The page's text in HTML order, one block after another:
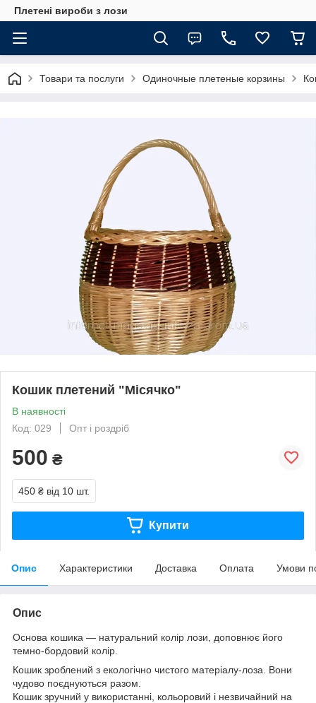
Плетені вироби з лози
Товари та послуги Одиночные плетеные корзины
Кошик плетений "Місячко"
В наявності
Код: 029
Опт і роздріб
500 ₴
450 ₴ від 10 шт.
Купити
Опис Характеристики Доставка Оплата Умови
Опис
Основа кошика — натуральний колір лози, доповнює його
темно-бордовий колір.
Кошик зроблений з екологічно чистого матеріалу-лоза. Вони
чудово поєднуються разом.
Кошик зручний у використанні, кольоровий і незвичайний на